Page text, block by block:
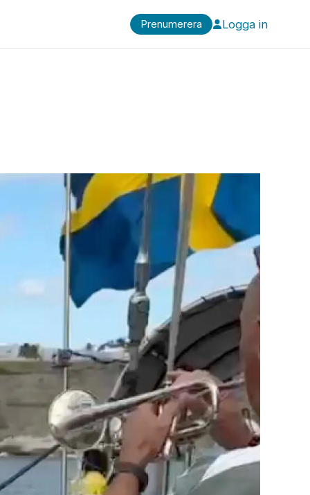
Prenumerera Logga in